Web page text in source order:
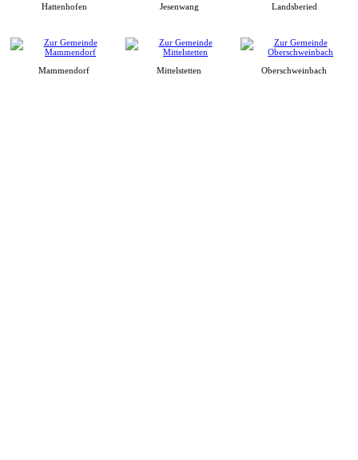
Hattenhofen Jesenwang Landsberied
Mammendorf Mittelstetten Oberschweinbach